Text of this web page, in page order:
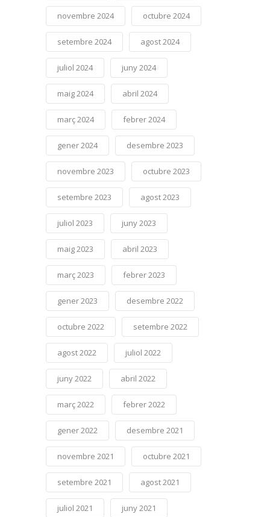
novembre 2024 octubre 2024
setembre 2024 agost 2024
juliol 2024 juny 2024
maig 2024 abril 2024
març 2024 febrer 2024
gener 2024 desembre 2023
novembre 2023 octubre 2023
setembre 2023 agost 2023
juliol 2023 juny 2023
maig 2023 abril 2023
març 2023 febrer 2023
gener 2023 desembre 2022
octubre 2022 setembre 2022
agost 2022 juliol 2022
juny 2022 abril 2022
març 2022 febrer 2022
gener 2022 desembre 2021
novembre 2021 octubre 2021
setembre 2021 agost 2021
juliol 2021 juny 2021